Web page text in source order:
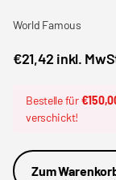
World Famous
€21,42 inkl.
Bestelle für
verschickt!
Zum